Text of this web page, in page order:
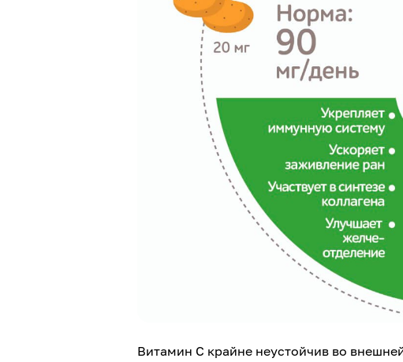
Витамин С крайне неустойчив во